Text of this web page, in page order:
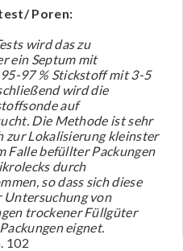
Poren:
wird das zu
ein Septum mit
97 % Stickstoff mit 3-5
wird die
auf
Die Methode ist sehr
zur Lokalisierung kleinster
Falle befüllter Packungen
durch
so dass sich diese
Untersuchung von
trockener Füllgüter
eignet.
102